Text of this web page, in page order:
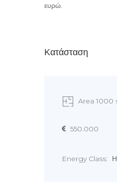
ευρώ.
Κατάσταση
Area 1000
550.000
Energy Class: Η